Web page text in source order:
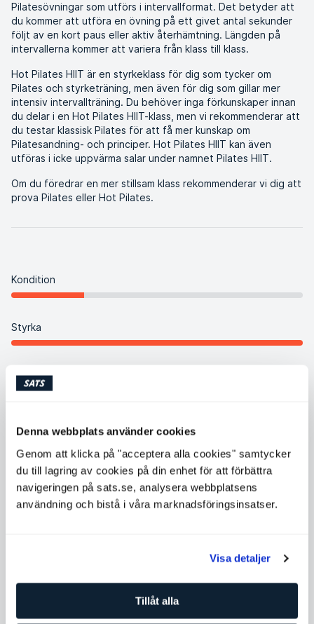
Denna webbplats använder cookies
Genom att klicka på "acceptera alla cookies" samtycker
du till lagring av cookies på din enhet för att förbättra
navigeringen på sats.se, analysera webbplatsens
användning och bistå i våra marknadsföringsinsatser.
Visa detaljer
Tillåt alla
Pilatesövningar som utförs i intervallformat. Det betyder att
du kommer att utföra en övning på ett givet antal sekunder
följt av en kort paus eller aktiv återhämtning. Längden på
intervallerna kommer att variera från klass till klass.
Hot Pilates HIIT är en styrkeklass för dig som tycker om
Pilates och styrketräning, men även för dig som gillar mer
intensiv intervallträning. Du behöver inga förkunskaper innan
du delar i en Hot Pilates HIIT-klass, men vi rekommenderar att
du testar klassisk Pilates för att få mer kunskap om
Pilatesandning- och principer. Hot Pilates HIIT kan även
utföras i icke uppvärma salar under namnet Pilates HIIT.
Om du föredrar en mer stillsam klass rekommenderar vi dig att
prova Pilates eller Hot Pilates.
Kondition
Styrka
Flexibilitet
Intensitet